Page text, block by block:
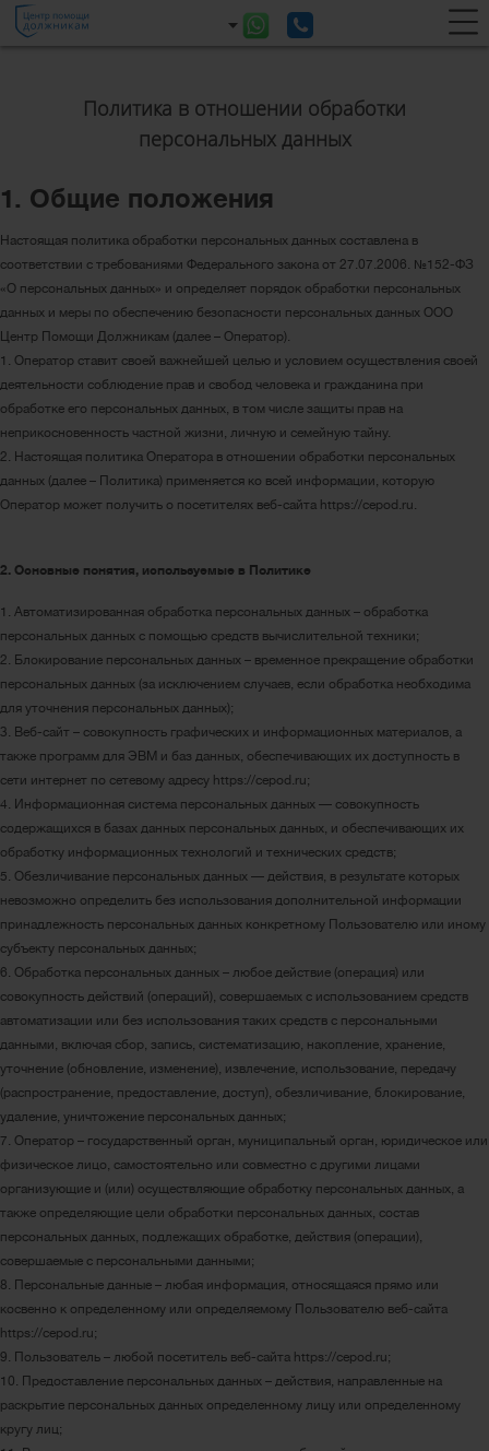
Политика в отношении обработки
персональных данных
1. Общие положения
Настоящая политика обработки персональных данных составлена в
соответствии с требованиями Федерального закона от 27.07.2006. №152-ФЗ
«О персональных данных» и определяет порядок обработки персональных
данных и меры по обеспечению безопасности персональных данных ООО
Центр Помощи Должникам (далее – Оператор).
1. Оператор ставит своей важнейшей целью и условием осуществления своей
деятельности соблюдение прав и свобод человека и гражданина при
обработке его персональных данных, в том числе защиты прав на
неприкосновенность частной жизни, личную и семейную тайну.
2. Настоящая политика Оператора в отношении обработки персональных
данных (далее – Политика) применяется ко всей информации, которую
Оператор может получить о посетителях веб-сайта https://cepod.ru.
2. Основные понятия, используемые в Политике
1. Автоматизированная обработка персональных данных – обработка
персональных данных с помощью средств вычислительной техники;
2. Блокирование персональных данных – временное прекращение обработки
персональных данных (за исключением случаев, если обработка необходима
для уточнения персональных данных);
3. Веб-сайт – совокупность графических и информационных материалов, а
также программ для ЭВМ и баз данных, обеспечивающих их доступность в
сети интернет по сетевому адресу https://cepod.ru;
4. Информационная система персональных данных — совокупность
содержащихся в базах данных персональных данных, и обеспечивающих их
обработку информационных технологий и технических средств;
5. Обезличивание персональных данных — действия, в результате которых
невозможно определить без использования дополнительной информации
принадлежность персональных данных конкретному Пользователю или иному
субъекту персональных данных;
6. Обработка персональных данных – любое действие (операция) или
совокупность действий (операций), совершаемых с использованием средств
автоматизации или без использования таких средств с персональными
данными, включая сбор, запись, систематизацию, накопление, хранение,
уточнение (обновление, изменение), извлечение, использование, передачу
(распространение, предоставление, доступ), обезличивание, блокирование,
удаление, уничтожение персональных данных;
7. Оператор – государственный орган, муниципальный орган, юридическое или
физическое лицо, самостоятельно или совместно с другими лицами
организующие и (или) осуществляющие обработку персональных данных, а
также определяющие цели обработки персональных данных, состав
персональных данных, подлежащих обработке, действия (операции),
совершаемые с персональными данными;
8. Персональные данные – любая информация, относящаяся прямо или
косвенно к определенному или определяемому Пользователю веб-сайта
https://cepod.ru;
9. Пользователь – любой посетитель веб-сайта https://cepod.ru;
10. Предоставление персональных данных – действия, направленные на
раскрытие персональных данных определенному лицу или определенному
кругу лиц;